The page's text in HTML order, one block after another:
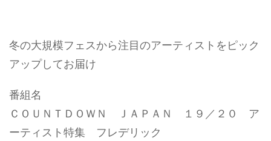
冬の大規模フェスから注目のアーティストをピック
アップしてお届け
番組名
ＣＯＵＮＴＤＯＷＮ ＪＡＰＡＮ １９／２０ ア
ーティスト特集 フレデリック